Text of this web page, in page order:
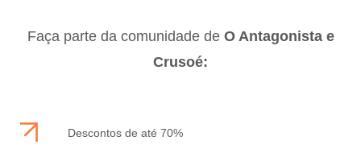
Faça parte da comunidade de O Antagonista e
Crusoé:
Descontos de até 70%